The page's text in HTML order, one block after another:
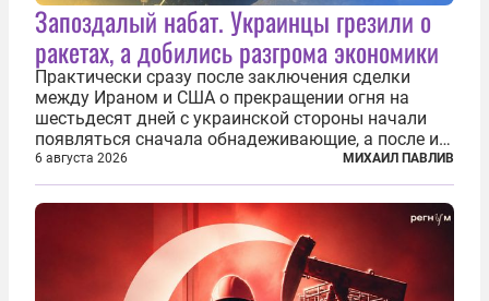
Запоздалый набат. Украинцы грезили о
ракетах, а добились разгрома экономики
Практически сразу после заключения сделки
между Ираном и США о прекращении огня на
шестьдесят дней с украинской стороны начали
появляться сначала обнадеживающие, а после и
вовсе бравурные заявления про некий «перелом»
в войне. Вероятно, в сознании первых лиц
киевского режима и стоящих за ними...
6 августа 2026 МИХАИЛ ПАВЛИВ